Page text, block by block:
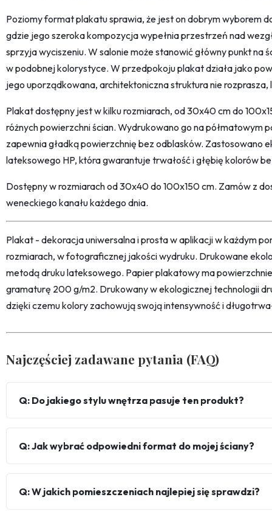
Poziomy format plakatu sprawia, że jest on dobrym wyborem
gdzie jego szeroka kompozycja wypełnia przestrzeń nad
sprzyja wyciszeniu. W salonie może stanowić główny punkt na
w podobnej kolorystyce. W przedpokoju plakat działa jako
jego uporządkowana, architektoniczna struktura nie
Plakat dostępny jest w kilku rozmiarach, od 30x40 cm do
różnych powierzchni ścian. Wydrukowano go na półmatowym
zapewnia gładką powierzchnię bez odblasków. Zastosowano
lateksowego HP, która gwarantuje trwałość i głębię kolorów
Dostępny w rozmiarach od 30x40 do 100x150 cm. Zamów z
weneckiego kanału każdego dnia.
Plakat - dekoracja uniwersalna i prosta w aplikacji w każdym
rozmiarach, w fotograficznej jakości wydruku. Drukowane
metodą druku lateksowego. Papier plakatowy ma
gramaturę 200 g/m2. Drukowany w ekologicznej technologii
dzięki czemu kolory zachowują swoją intensywność i
Najczęściej zadawane pytania (FAQ)
Q: Do jakiego stylu wnętrza pasuje ten produkt?
Q: Jak wybrać odpowiedni format do mojej ściany?
Q: W jakich pomieszczeniach najlepiej się sprawdzi?